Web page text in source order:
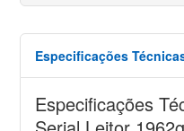
Especificações
Especificações